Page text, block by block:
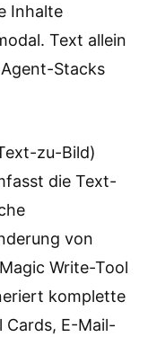
Inhalte
Text allein
Stacks
zu-Bild)
die Text-
von
Write-Tool
komplette
Cards, E-Mail-